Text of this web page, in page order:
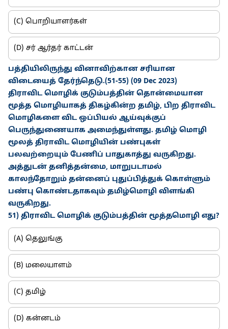
(C) பொறியாளர்கள்
(D) சர் ஆர்தர் காட்டன்
பத்தியிலிருந்து வினாவிற்கான சரியான
விடையைத் தேர்ந்தெடு.(51-55) (09 Dec 2023)
திராவிட மொழிக் குடும்பத்தின் தொன்மையான
மூத்த மொழியாகத் திகழ்கின்ற தமிழ், பிற திராவிட
மொழிகளை விட ஒப்பியல் ஆய்வுக்குப்
பெருந்துணையாக அமைந்துள்ளது. தமிழ் மொழி
மூலத் திராவிட மொழியின் பண்புகள்
பலவற்றையும் பேணிப் பாதுகாத்து வருகிறது.
அத்துடன் தனித்தன்மை, மாறுபடாமல்
காலந்தோறும் தன்னைப் புதுப்பித்துக் கொள்ளும்
பண்பு கொண்டதாகவும் தமிழ்மொழி விளங்கி
வருகிறது.
51) திராவிட மொழிக் குடும்பத்தின் மூத்தமொழி எது?
(A) தெலுங்கு
(B) மலையாளம்
(C) தமிழ்
(D) கன்னடம்